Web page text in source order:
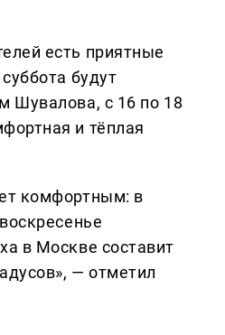
есть приятные
будут
Шувалова, с 16 по 18
и тёплая
комфортным: в
в Москве составит
— отметил